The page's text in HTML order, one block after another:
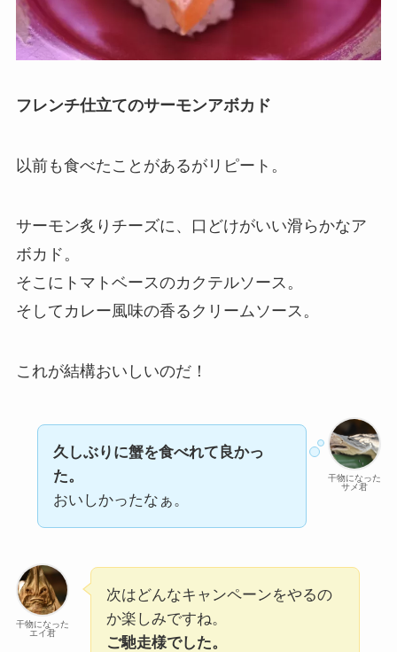
フレンチ仕立てのサーモンアボカド
以前も食べたことがあるがリピート。
サーモン炙りチーズに、口どけがいい滑らかなア
ボカド。
そこにトマトベースのカクテルソース。
そしてカレー風味の香るクリームソース。
これが結構おいしいのだ！
干物になった
サメ君
久しぶりに蟹を食べれて良かっ
た。
おいしかったなぁ。
干物になった
エイ君
次はどんなキャンペーンをやるの
か楽しみですね。
ご馳走様でした。